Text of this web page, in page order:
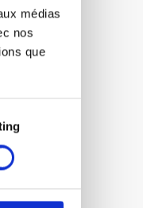
médias
nos
que